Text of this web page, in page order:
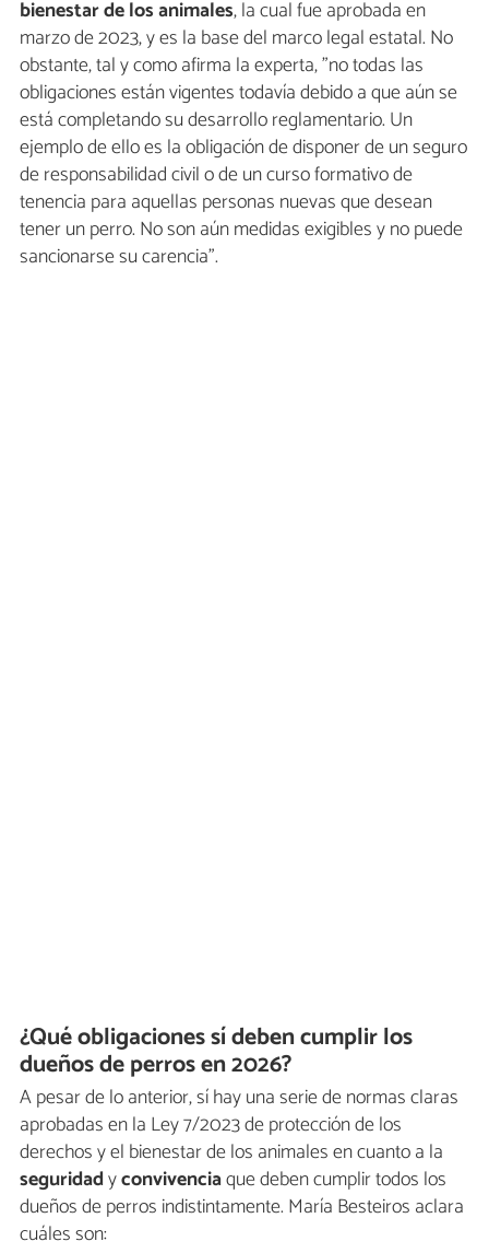
bienestar de los animales, la cual fue aprobada en
marzo de 2023, y es la base del marco legal estatal. No
obstante, tal y como afirma la experta, "no todas las
obligaciones están vigentes todavía debido a que aún se
está completando su desarrollo reglamentario. Un
ejemplo de ello es la obligación de disponer de un seguro
de responsabilidad civil o de un curso formativo de
tenencia para aquellas personas nuevas que desean
tener un perro. No son aún medidas exigibles y no puede
sancionarse su carencia".
¿Qué obligaciones sí deben cumplir los
dueños de perros en 2026?
A pesar de lo anterior, sí hay una serie de normas claras
aprobadas en la Ley 7/2023 de protección de los
derechos y el bienestar de los animales en cuanto a la
seguridadyconvivenciaque deben cumplir todos los
dueños de perros indistintamente. María Besteiros aclara
cuáles son: